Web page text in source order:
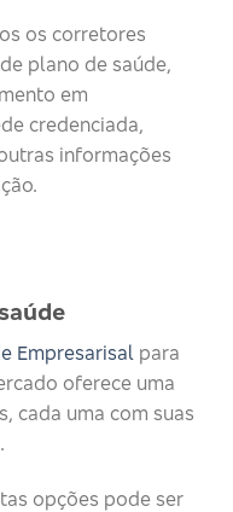
os corretores
plano de saúde,
em
credenciada,
informações
Empresarisal para
oferece uma
cada uma com suas
opções pode ser